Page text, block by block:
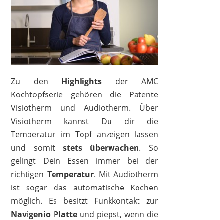
Zu den Highlights der AMC
Kochtopfserie gehören die Patente
Visiotherm und Audiotherm. Über
Visiotherm kannst Du dir die
Temperatur im Topf anzeigen lassen
und somit stets überwachen. So
gelingt Dein Essen immer bei der
richtigen Temperatur. Mit Audiotherm
ist sogar das automatische Kochen
möglich. Es besitzt Funkkontakt zur
Navigenio Platteund piepst, wenn die